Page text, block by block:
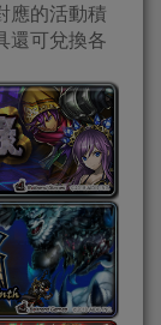
應的活動積
還可兌換各